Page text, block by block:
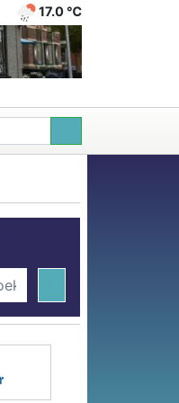
17.0 ℃